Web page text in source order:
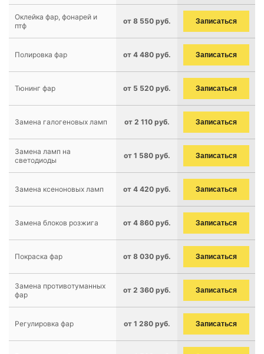
Оклейка фар, фонарей и
птф
от 8 550 руб. Записаться
Полировка фар от 4 480 руб. Записаться
Тюнинг фар от 5 520 руб. Записаться
Замена галогеновых ламп от 2 110 руб. Записаться
Замена ламп на
светодиоды
от 1 580 руб. Записаться
Замена ксеноновых ламп от 4 420 руб. Записаться
Замена блоков розжига от 4 860 руб. Записаться
Покраска фар от 8 030 руб. Записаться
Замена противотуманных
фар
от 2 360 руб. Записаться
Регулировка фар от 1 280 руб. Записаться